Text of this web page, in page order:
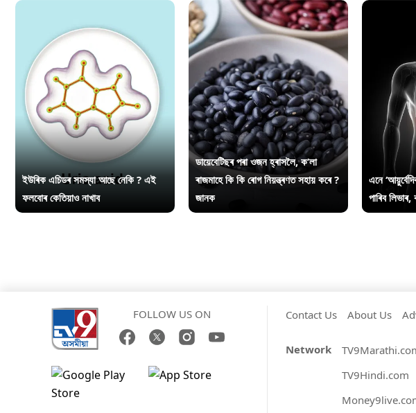
ইউৰিক এচিডৰ সমস্যা আছে নেকি ? এই
ফলবোৰ কেতিয়াও নাখাব
ডায়েবেটিছৰ পৰা ওজন হ্ৰাসলৈ, ক’লা
ৰাজমাহে কি কি ৰোগ নিয়ন্ত্ৰণত সহায় কৰে ?
জানক
এনে
পাৰিব
FOLLOW US ON Contact Us About Us
Network
TV9Hindi.com